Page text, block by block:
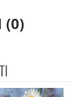
(0)